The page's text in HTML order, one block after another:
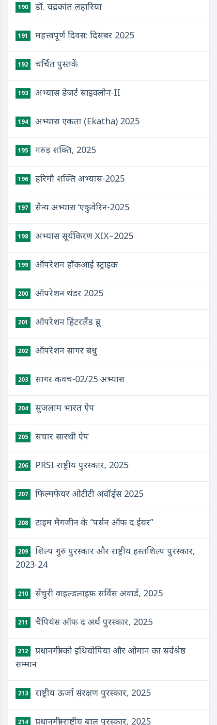
190 डॉ. चंद्रकांत लहारिया
191 महत्त्वपूर्ण दिवस: दिसंबर 2025
192 चर्चित पुस्तकें
193 अभ्यास डेजर्ट साइक्लोन-II
194 अभ्यास एकता (Ekatha) 2025
195 गरुड़ शक्ति, 2025
196 हरिमौ शक्ति अभ्यास-2025
197 सैन्य अभ्यास ‘एकुवेरिन-2025
198 अभ्यास सूर्यकिरण XIX–2025
199 ऑपरेशन हॉकआई स्ट्राइक
200 ऑपरेशन थंडर 2025
201 ऑपरेशन हिंटरलैंड ब्रू
202 ऑपरेशन सागर बंधु
203 सागर कवच-02/25 अभ्यास
204 सुजलाम भारत ऐप
205 संचार सारथी ऐप
206 PRSI राष्ट्रीय पुरस्कार, 2025
207 फिल्मफेयर ओटीटी अवॉर्ड्स 2025
208 टाइम मैगजीन के “पर्सन ऑफ द ईयर”
209
शिल्प गुरु पुरस्कार और राष्ट्रीय हस्तशिल्प पुरस्कार,
2023-24
210 सेंचुरी वाइल्डलाइफ़ सर्विस अवार्ड, 2025
211 चैंपियंस ऑफ द अर्थ पुरस्कार, 2025
212
प्रधानमंत्री को इथियोपिया और ओमान का सर्वश्रेष्ठ
सम्मान
213 राष्ट्रीय ऊर्जा संरक्षण पुरस्कार, 2025
214 प्रधानमंत्री राष्ट्रीय बाल पुरस्कार, 2025